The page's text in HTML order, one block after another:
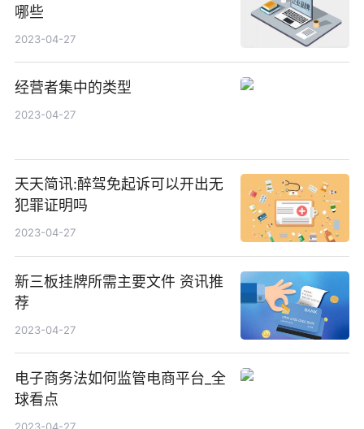
哪些
2023-04-27
经营者集中的类型
2023-04-27
天天简讯:醉驾免起诉可以开出无
犯罪证明吗
2023-04-27
新三板挂牌所需主要文件 资讯推
荐
2023-04-27
电子商务法如何监管电商平台_全
球看点